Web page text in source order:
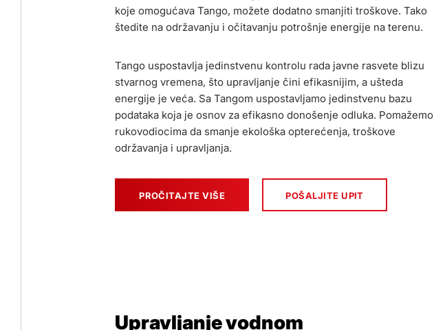
koje omogućava Tango, možete dodatno smanjiti troškove. Tako
štedite na održavanju i očitavanju potrošnje energije na terenu.
Tango uspostavlja jedinstvenu kontrolu rada javne rasvete blizu
stvarnog vremena, što upravljanje čini efikasnijim, a ušteda
energije je veća. Sa Tangom uspostavljamo jedinstvenu bazu
podataka koja je osnov za efikasno donošenje odluka. Pomažemo
rukovodiocima da smanje ekološka opterećenja, troškove
održavanja i upravljanja.
PROČITAJTE VIŠE POŠALJITE UPIT
Upravljanje vodnom